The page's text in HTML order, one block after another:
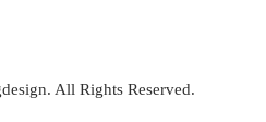
All Rights Reserved.